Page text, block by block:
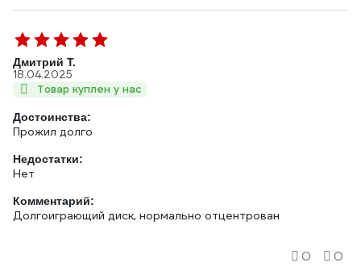
Дмитрий Т.
18.04.2025
Товар куплен у нас
Достоинства:
Прожил долго
Недостатки:
Нет
Комментарий:
Долгоиграющий диск, нормально отцентрован
0 0